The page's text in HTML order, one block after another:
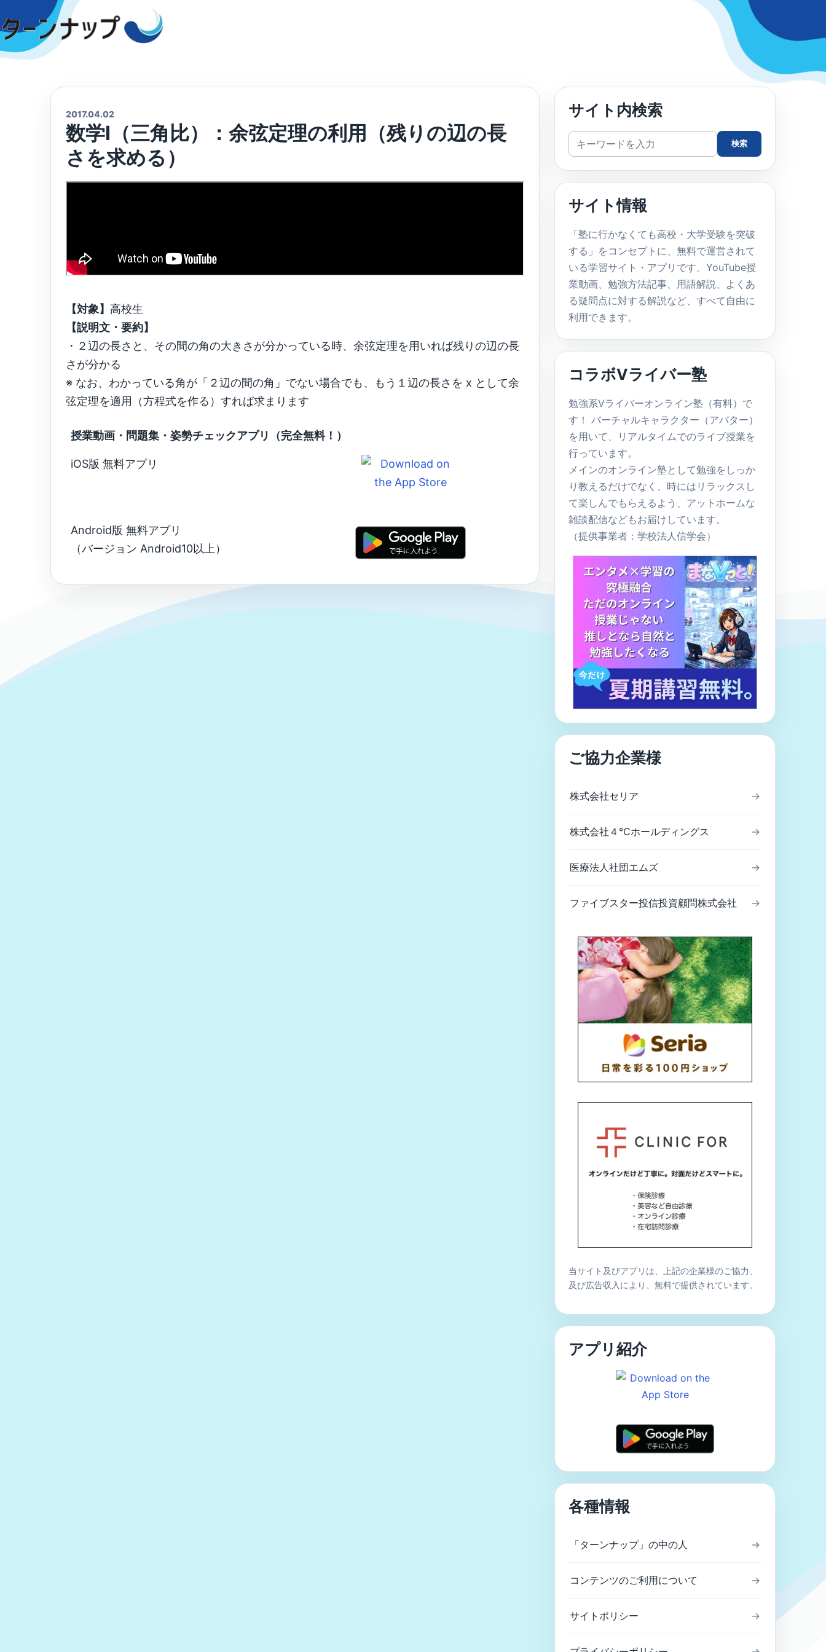
to
content
2017.04.02
数学Ⅰ（三角比）：余弦定理の利用（残りの辺の長
さを求める）
【対象】 高校生
【説明文・要約】
・２辺の長さと、その間の角の大きさが分かっている時、余弦定理を用いれば残りの辺の長
さが分かる
※ なお、わかっている角が「２辺の間の角」でない場合でも、もう１辺の長さを x として余
弦定理を適用（方程式を作る）すれば求まります
授業動画・問題集・姿勢チェックアプリ（完全無料！）
iOS版 無料アプリ
Android版 無料アプリ
（バージョン Android10以上）
サイト内検索
サ
イ
ト
検
検索
サイト情報
「塾に行かなくても高校・大学受験を突破
する」をコンセプトに、無料で運営されて
いる学習サイト・アプリです。YouTube授
業動画、勉強方法記事、用語解説、よくあ
る疑問点に対する解説など、すべて自由に
利用できます。
コラボVライバー塾
勉強系Vライバーオンライン塾（有料）で
す！ バーチャルキャラクター（アバター）
を用いて、リアルタイムでのライブ授業を
行っています。
メインのオンライン塾として勉強をしっか
り教えるだけでなく、時にはリラックスし
て楽しんでもらえるよう、アットホームな
雑談配信などもお届けしています。
（提供事業者：学校法人信学会）
ご協力企業様
株式会社セリア →
株式会社４℃ホールディングス →
医療法人社団エムズ →
ファイブスター投信投資顧問株式会社 →
当サイト及びアプリは、上記の企業様のご協力、
及び広告収入により、無料で提供されています。
アプリ紹介
各種情報
「ターンナップ」の中の人 →
コンテンツのご利用について →
サイトポリシー →